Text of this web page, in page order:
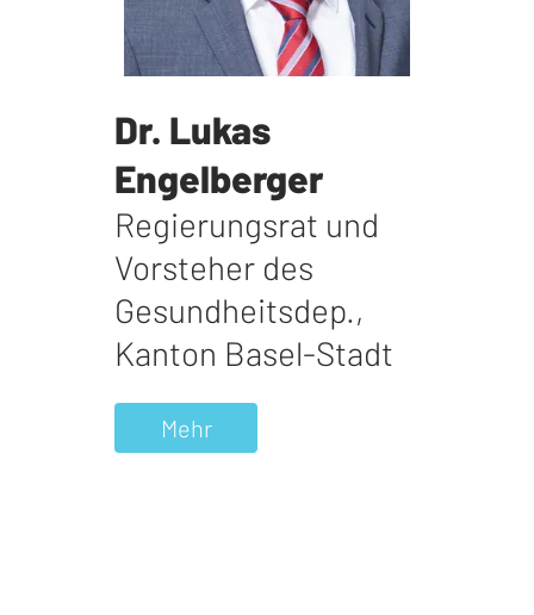
Dr. Lukas
Engelberger
Regierungsrat und
Vorsteher des
Gesundheitsdep.,
Kanton Basel-Stadt
Mehr